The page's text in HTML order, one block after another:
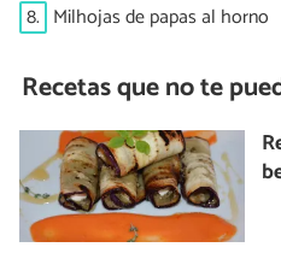
8. Milhojas de papas al horno
Recetas que no te